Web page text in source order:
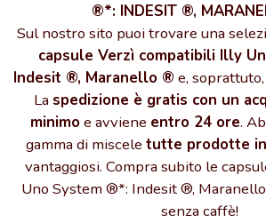
®*: INDESIT ®,
Sul nostro sito puoi trovare una
capsule Verzì compatibili Illy
Indesit ®, Maranello ® e, soprattuto,
La spedizione è gratis con un
minimo e avviene entro 24 ore.
gamma di miscele tutte prodotte
vantaggiosi. Compra subito le
Uno System ®*: Indesit ®,
senza caffè!